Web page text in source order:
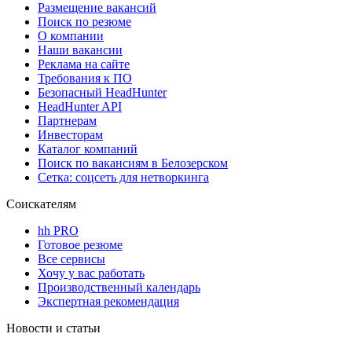
Размещение вакансий
Поиск по резюме
О компании
Наши вакансии
Реклама на сайте
Требования к ПО
Безопасный HeadHunter
HeadHunter API
Партнерам
Инвесторам
Каталог компаний
Поиск по вакансиям в Белозерском
Сетка: соцсеть для нетворкинга
Соискателям
hh PRO
Готовое резюме
Все сервисы
Хочу у вас работать
Производственный календарь
Экспертная рекомендация
Новости и статьи